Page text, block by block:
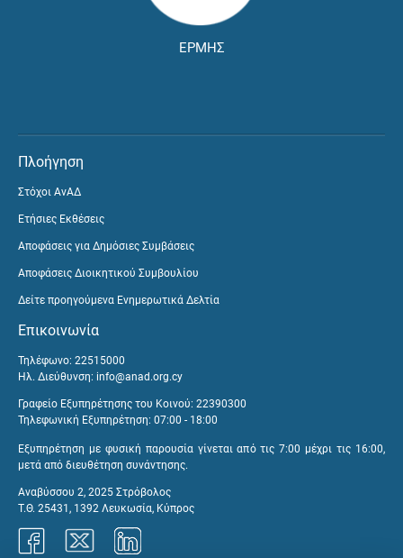
ΕΡΜΗΣ
Πλοήγηση
Στόχοι ΑνΑΔ
Ετήσιες Εκθέσεις
Αποφάσεις για Δημόσιες Συμβάσεις
Αποφάσεις Διοικητικού Συμβουλίου
Δείτε προηγούμενα Ενημερωτικά Δελτία
Επικοινωνία
Τηλέφωνο: 22515000
Ηλ. Διεύθυνση: info@anad.org.cy
Γραφείο Εξυπηρέτησης του Κοινού: 22390300
Τηλεφωνική Εξυπηρέτηση: 07:00 - 18:00
Εξυπηρέτηση με φυσική παρουσία γίνεται από τις 7:00 μέχρι τις 16:00,
μετά από διευθέτηση συνάντησης.
Αναβύσσου 2, 2025 Στρόβολος
Τ.Θ. 25431, 1392 Λευκωσία, Κύπρος